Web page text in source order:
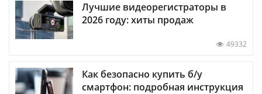
Лучшие видеорегистраторы в
2026 году: хиты продаж
49332
Как безопасно купить б/у
смартфон: подробная инструкция